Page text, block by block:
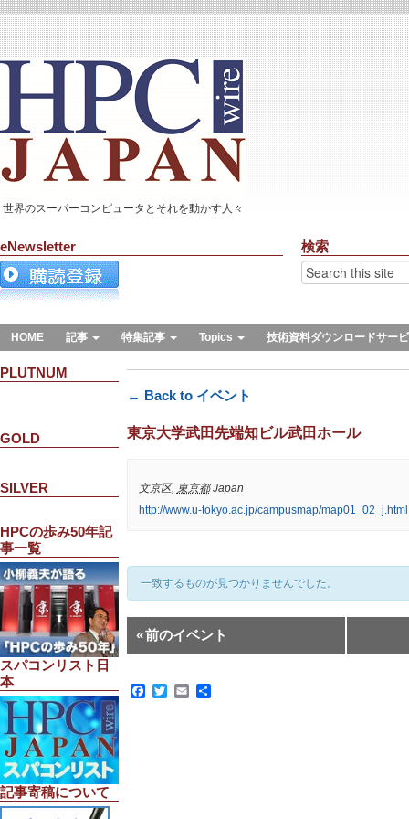
世界のスーパーコンピュータとそれを動かす人々
eNewsletter 検索
HOME 記事 特集記事 Topics 技術資料ダウンロードサー
PLUTNUM
GOLD
SILVER
HPCの歩み50年記
事一覧
スパコンリスト日
本
記事寄稿について
← Back to イベント
東京大学武田先端知ビル武田ホール
文京区, 東京都 Japan
http://www.u-tokyo.ac.jp/campusmap/map01_02_j.html
一致するものが見つかりませんでした。
ベ
ン
リ
«前のイベント
Facebook
TwitterEmail
共